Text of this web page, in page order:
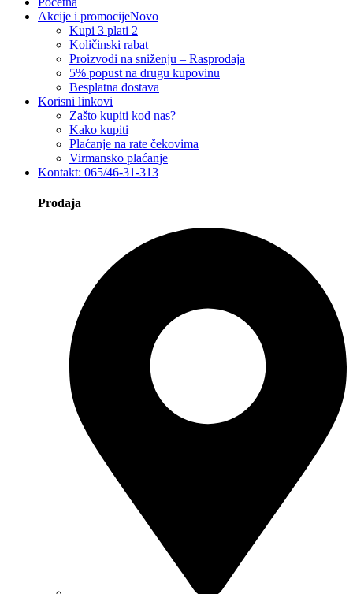
Akcije i promocijeNovo
Kupi 3 plati 2
Količinski rabat
Proizvodi na sniženju – Rasprodaja
5% popust na drugu kupovinu
Besplatna dostava
Korisni linkovi
Zašto kupiti kod nas?
Kako kupiti
Plaćanje na rate čekovima
Virmansko plaćanje
Kontakt: 065/46-31-313
Prodaja